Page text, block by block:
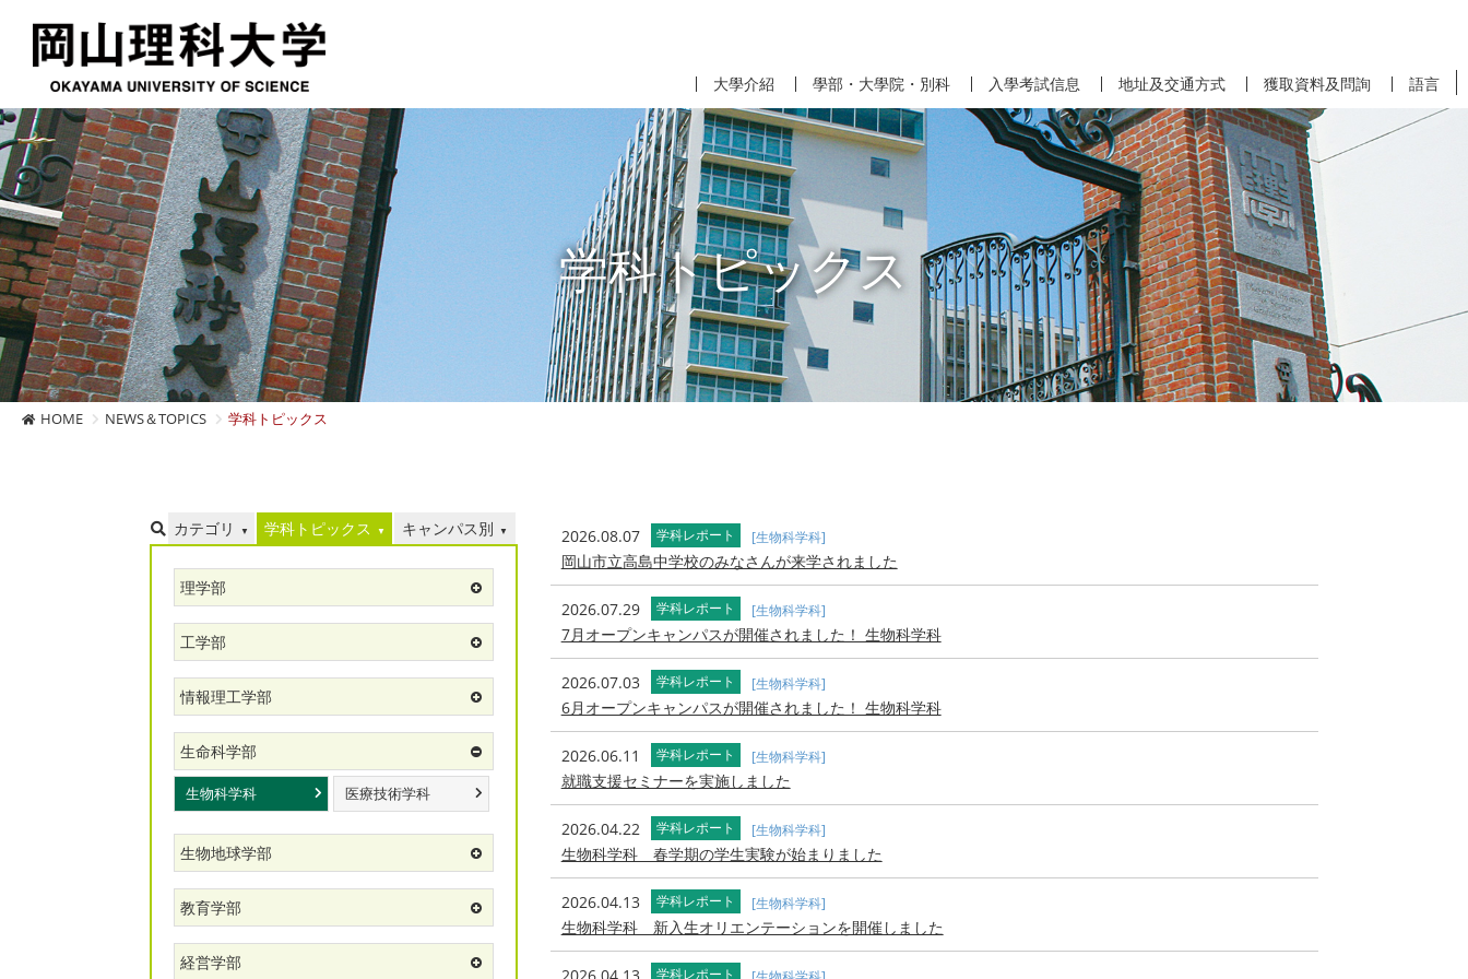
大學介紹 學部・大學院・別科 入學考試信息 地址及交通方式 獲取資料及問詢 語言
学科トピックス
HOME NEWS＆TOPICS 学科トピックス
カテゴリ 学科トピックス キャンパス別
理学部
工学部
情報理工学部
生命科学部
生物科学科 医療技術学科
生物地球学部
教育学部
経営学部
2026.08.07 学科レポート [生物科学科]
岡山市立高島中学校のみなさんが来学されました
2026.07.29 学科レポート [生物科学科]
7月オープンキャンパスが開催されました！ 生物科学科
2026.07.03 学科レポート [生物科学科]
6月オープンキャンパスが開催されました！ 生物科学科
2026.06.11 学科レポート [生物科学科]
就職支援セミナーを実施しました
2026.04.22 学科レポート [生物科学科]
生物科学科 春学期の学生実験が始まりました
2026.04.13 学科レポート [生物科学科]
生物科学科 新入生オリエンテーションを開催しました
学科レポート